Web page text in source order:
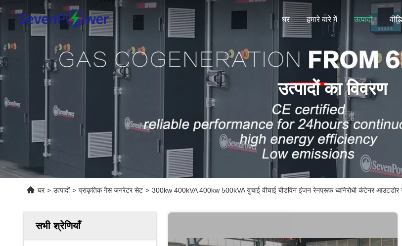
घर हमारे बारे में उत्पादों
उत्पादों का विवरण
घर > उत्पादों > प्राकृतिक गैस जनरेटर सेट > 300kw 400kVA 400kw 500kVA युचाई वीचाई बौडविन इंजन रेनप्रूफ ध्वनिरोधी कंटेनर आउटडोर
सभी श्रेणियाँ